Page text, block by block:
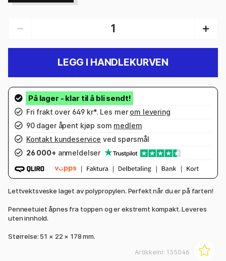
LEGG I HANDLEKURVEN
Fri frakt over 649 kr*. Les mer om levering
90 dager åpent kjøp som medlem
Kontakt kundeservice ved spørsmål
26 000+ anmeldelser
Lettvektsveske laget av polypropylen. Perfekt når du er på farten!
Penneetuiet åpnes fra toppen og er ekstremt kompakt. Leveres
uten innhold.
Størrelse: 51 × 22 × 178 mm.
Artikkelnr: 135046